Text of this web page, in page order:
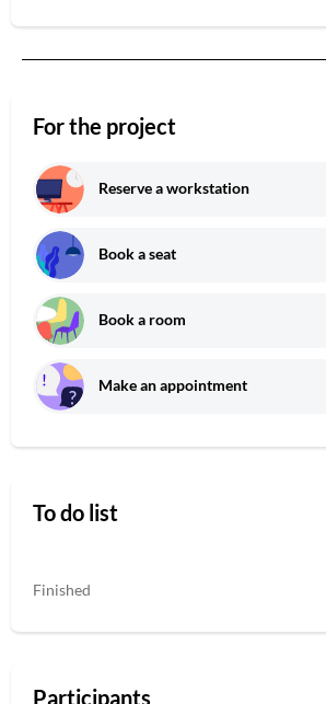
For the project
Reserve a workstation
Book a seat
Book a room
Make an appointment
To do list
Finished
Participants